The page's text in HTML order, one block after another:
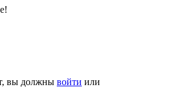
вы должны войти или